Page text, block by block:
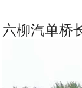
六柳汽单桥